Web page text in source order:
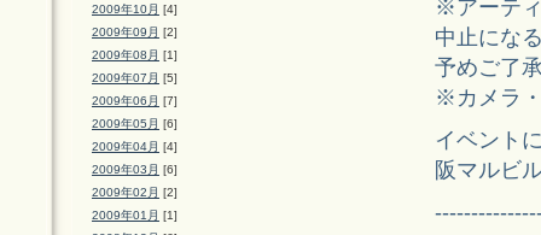
2009年10月 [4]
2009年09月 [2]
2009年08月 [1]
2009年07月 [5]
2009年06月 [7]
2009年05月 [6]
2009年04月 [4]
2009年03月 [6]
2009年02月 [2]
2009年01月 [1]
※アーテ
中止にな
予めご了
※カメラ
イベント
阪マルビ